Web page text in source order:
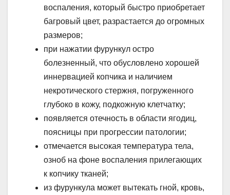
воспаления, который быстро приобретает
багровый цвет, разрастается до огромных
размеров;
при нажатии фурункул остро
болезненный, что обусловлено хорошей
иннервацией копчика и наличием
некротического стержня, погруженного
глубоко в кожу, подкожную клетчатку;
появляется отечность в области ягодиц,
поясницы при прогрессии патологии;
отмечается высокая температура тела,
озноб на фоне воспаления прилегающих
к копчику тканей;
из фурункула может вытекать гной, кровь,